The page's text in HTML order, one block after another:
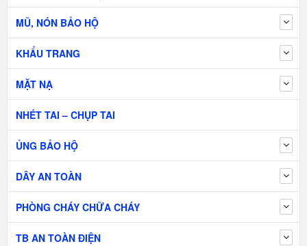
MŨ, NÓN BẢO HỘ
KHẨU TRANG
MẶT NẠ
NHÉT TAI – CHỤP TAI
ỦNG BẢO HỘ
DÂY AN TOÀN
PHÒNG CHÁY CHỮA CHÁY
TB AN TOÀN ĐIỆN